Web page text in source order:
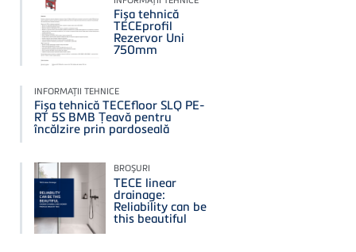
Fișa tehnică
TECEprofil
Rezervor Uni
750mm
INFORMAŢII TEHNICE
Fișa tehnică TECEfloor SLQ PE-
RT 5S BMB Țeavă pentru
încălzire prin pardoseală
BROŞURI
TECE linear
drainage:
Reliability can be
this beautiful